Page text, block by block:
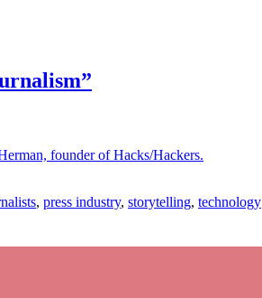
founder of Hacks/Hackers.
, press industry, storytelling, technology